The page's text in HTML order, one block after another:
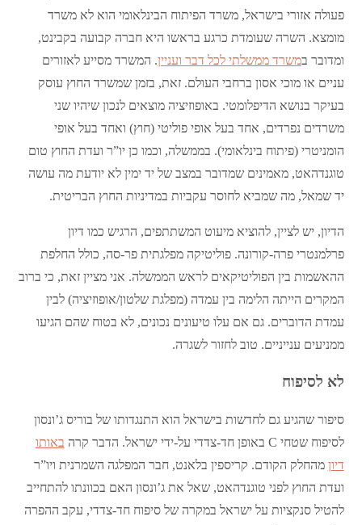
פעולה אזורי בישראל, משרד הפיתוח הבינלאומי הוא לא משרד
מומצא. השרה שעומדת כרגע בראשו היא חברה קבועה בקבינט,
ומדובר במשרד ממשלתי לכל דבר ועניין. המשרד מסייע לאזורים
עניים או מוכי אסון ברחבי העולם. זאת, בזמן שמשרד החוץ עוסק
בעיקר בנושא הדיפלומטי. באופוזיציה מוצאים לנכון שיהיו שני
משרדים נפרדים, אחד בעל אופי פוליטי (חוץ) ואחד בעל אופי
הומניטרי (פיתוח בינלאומי). בממשלה, וכמו כן יו”ר ועדת החוץ טום
טוגנדהאט, מאמינים שמדובר במצב של יד ימין לא יודעת מה עושה
יד שמאל, מה שמביא לחוסר עקביות במדיניות החוץ הבריטית.
הדיון, יש לציין, להוציא מיעוט המשתתפים, הרגיש כמו דיון
פרלמנטרי פרה-קורונה. פוליטיקה מפלגתית פר-סה, כולל החלפת
ההאשמות בין הפוליטיקאים לראש הממשלה. אני מציין זאת, כי ברוב
המקרים הייתה הלימה בין עמדה (מפלגת שלטון/אופוזיציה) לבין
עמדת הדוברים. גם אם עלו טיעונים נכונים, לא בטוח שהם הגיעו
ממניעים ענייניים. טוב לחזור לשגרה.
לא לסיפוח
סיפור שהגיע גם לחדשות בישראל הוא התנגדותו של בוריס ג’ונסון
לסיפוח שטחי C באופן חד-צדדי על-ידי ישראל. הדבר קרה
באותו
דיון מהחלק הקודם. קריספין בלאנט, חבר המפלגה השמרנית ויו”ר
ועדת החוץ לפני טוגנדהאט, שאל את ג’ונסון האם בכוונתו להתחייב
להטיל סנקציות על ישראל במקרה של סיפוח חד-צדדי, עקב ההפרה